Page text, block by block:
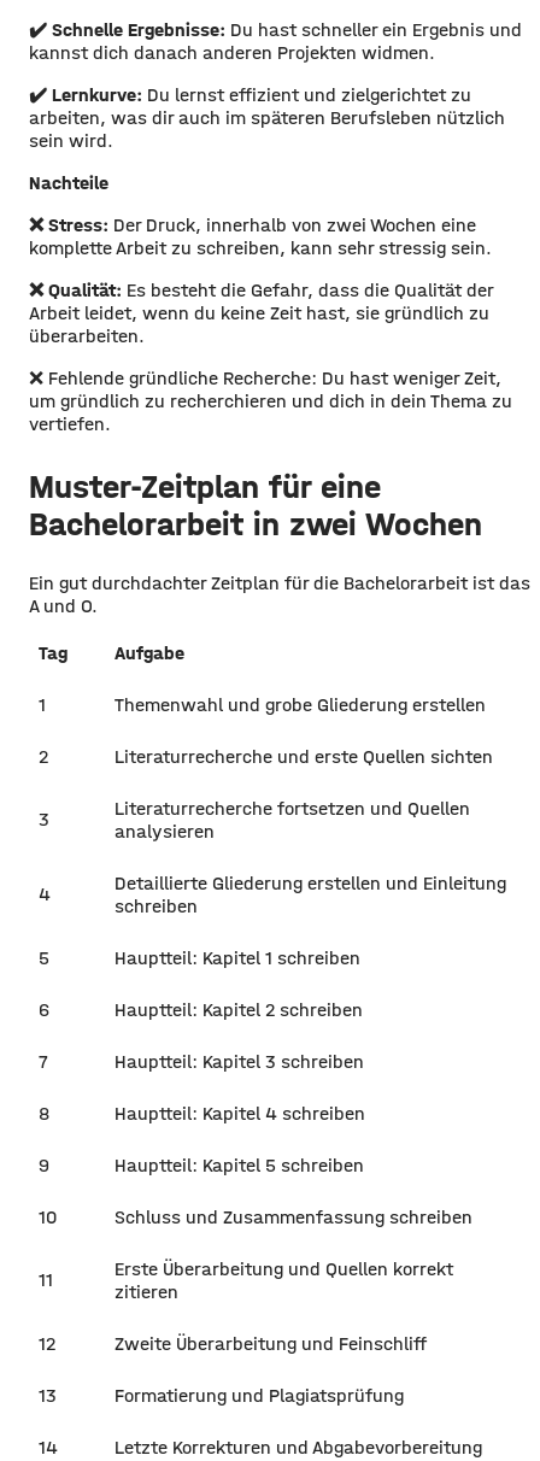
✔️ Schnelle Ergebnisse: Du hast schneller ein Ergebnis und
kannst dich danach anderen Projekten widmen.
✔️ Lernkurve: Du lernst effizient und zielgerichtet zu
arbeiten, was dir auch im späteren Berufsleben nützlich
sein wird.
Nachteile
❌Stress: Der Druck, innerhalb von zwei Wochen eine
komplette Arbeit zu schreiben, kann sehr stressig sein.
❌Qualität: Es besteht die Gefahr, dass die Qualität der
Arbeit leidet, wenn du keine Zeit hast, sie gründlich zu
überarbeiten.
❌ Fehlende gründliche Recherche: Du hast weniger Zeit,
um gründlich zu recherchieren und dich in dein Thema zu
vertiefen.
Muster-Zeitplan für eine
Bachelorarbeit in zwei Wochen
Ein gut durchdachter Zeitplan für die Bachelorarbeit ist das
A und O.
Tag Aufgabe
1 Themenwahl und grobe Gliederung erstellen
2 Literaturrecherche und erste Quellen sichten
3
Literaturrecherche fortsetzen und Quellen
analysieren
4
Detaillierte Gliederung erstellen und Einleitung
schreiben
5 Hauptteil: Kapitel 1 schreiben
6 Hauptteil: Kapitel 2 schreiben
7 Hauptteil: Kapitel 3 schreiben
8 Hauptteil: Kapitel 4 schreiben
9 Hauptteil: Kapitel 5 schreiben
10 Schluss und Zusammenfassung schreiben
11
Erste Überarbeitung und Quellen korrekt
zitieren
12 Zweite Überarbeitung und Feinschliff
13 Formatierung und Plagiatsprüfung
14 Letzte Korrekturen und Abgabevorbereitung